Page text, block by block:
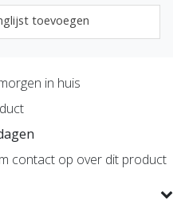
toevoegen
in huis
contact op over dit product